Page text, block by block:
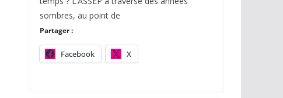
sombres, au point de
Partager :
Facebook X